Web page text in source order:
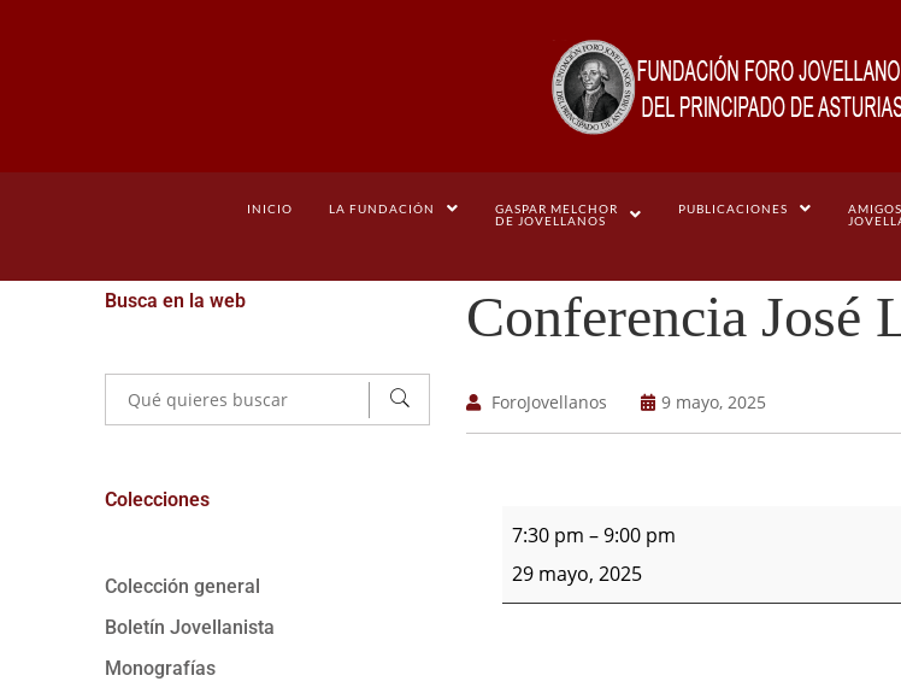
INICIO LA FUNDACIÓN
GASPAR MELCHOR
DE JOVELLANOS
PUBLICACIONES
Busca en la web
Colecciones
Colección general
Boletín Jovellanista
Monografías
Conferencia José
ForoJovellanos 9 mayo, 2025
7:30 pm –9:00 pm
29 mayo, 2025